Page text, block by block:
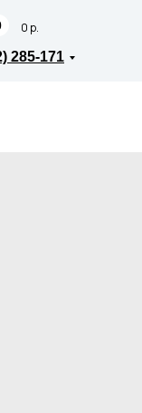
285-171
0 р.